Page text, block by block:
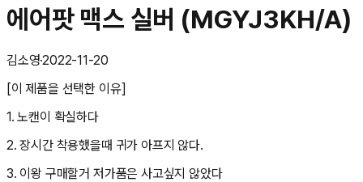
에어팟 맥스 실버 (MGYJ3KH/A)
김소영·2022-11-20
[이 제품을 선택한 이유]
1. 노캔이 확실하다
2. 장시간 착용했을때 귀가 아프지 않다.
3. 이왕 구매할거 저가품은 사고싶지 않았다